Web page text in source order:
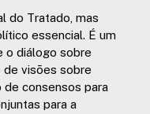
do Tratado, mas
essencial. É um
o diálogo sobre
de visões sobre
consensos para
para a